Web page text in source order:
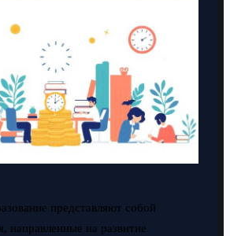
представляют собой
направленные на развитие